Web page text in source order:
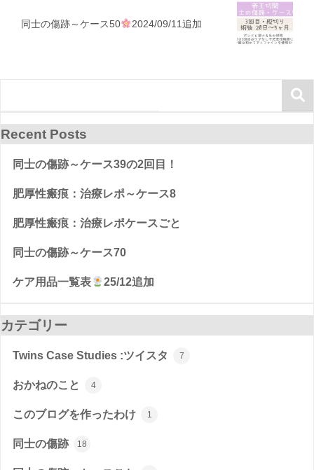
同士の傷跡～ケース50 2024/09/11追加
Recent Posts
同士の傷跡～ケース39の2回目！
肥厚性瘢痕：治療レポ～ケース8
肥厚性瘢痕：治療レポケースごと
同士の傷跡～ケース70
ケア用品一覧表 25/12追加
カテゴリー
Twins Case Studies :ツイスタ 7
おかねのこと 4
このブログを作ったわけ 1
同士の傷跡 18